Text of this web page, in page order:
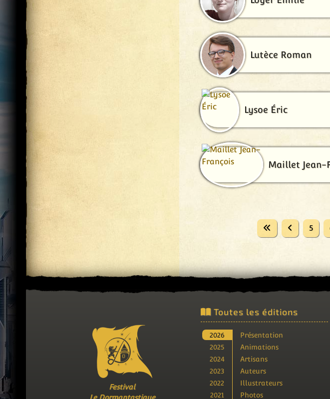
Lutèce Roman
Lysoe Éric
Maillet Jean-
5
Festival
Toutes les éditions
2026
2025
2024
2023
2022
2021
Présentation
Animations
Artisans
Auteurs
Illustrateurs
Photos